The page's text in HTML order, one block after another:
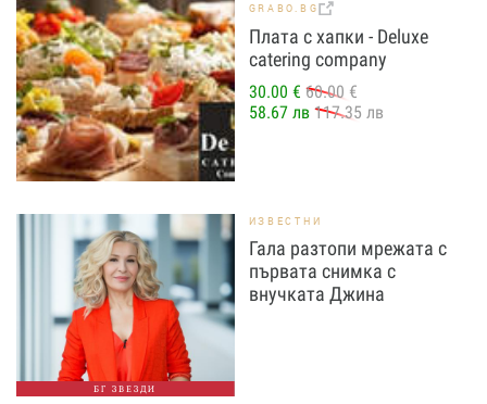
GRABO.BG
Плата с хапки - Deluxe
catering company
30.00 € 60.00 €
58.67 лв 117.35 лв
БГ ЗВЕЗДИ
ИЗВЕСТНИ
Гала разтопи мрежата с
първата снимка с
внучката Джина